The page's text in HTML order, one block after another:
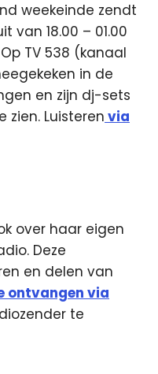
weekeinde zendt
van 18.00 – 01.00
TV 538 (kanaal
in de
en zijn dj-sets
zien. Luisteren via
over haar eigen
Deze
en delen van
ontvangen via
te